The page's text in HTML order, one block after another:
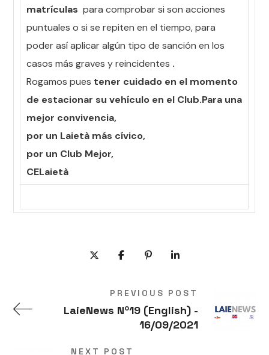
matrículas para comprobar si son acciones
puntuales o si se repiten en el tiempo, para
poder así aplicar algún tipo de sanción en los
casos más graves y reincidentes .
Rogamos pues tener cuidado en el momento
de estacionar su vehículo en el Club.Para una
mejor convivencia,
por un Laietà más cívico,
por un Club Mejor,
CELaietà
PREVIOUS POST
LaieNews Nº19 (English) -
16/09/2021
NEXT POST